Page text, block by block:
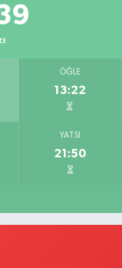
ÖĞLE
13:22
YATSI
21:50